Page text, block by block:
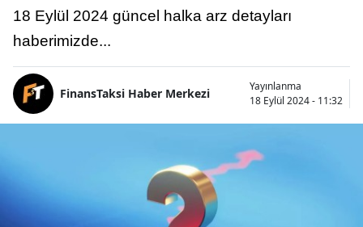
18 Eylül 2024 güncel halka arz detayları
haberimizde...
FinansTaksi Haber Merkezi
Yayınlanma
18 Eylül 2024 - 11:32